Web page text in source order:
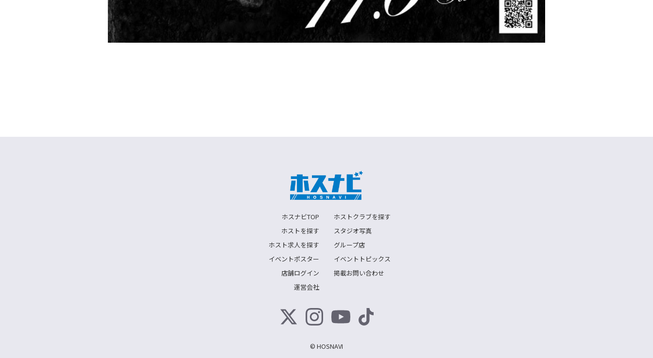
ホスナビTOP
ホストクラブを探す
ホストを探す
スタジオ写真
ホスト求人を探す
グループ店
イベントポスター
イベントトピックス
店舗ログイン
掲載お問い合わせ
運営会社
© HOSNAVI